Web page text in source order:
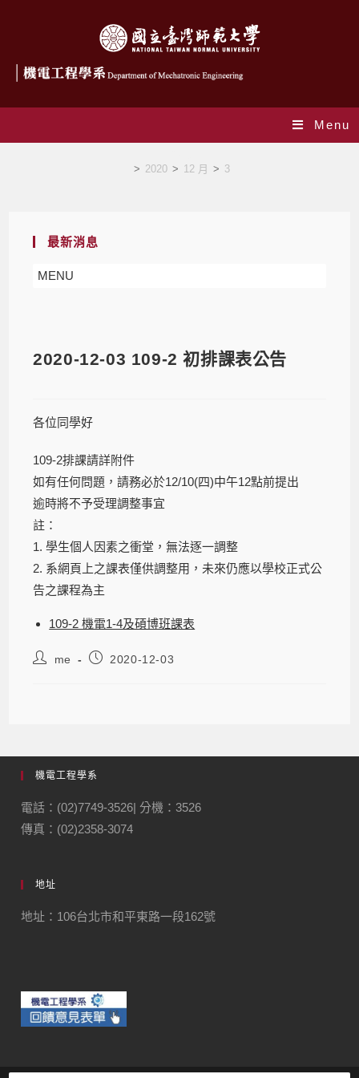
Menu
> 2020 > 12 月 > 3
最新消息
MENU
2020-12-03 109-2 初排課表公告
各位同學好
109-2排課請詳附件
如有任何問題，請務必於12/10(四)中午12點前提出
逾時將不予受理調整事宜
註：
1. 學生個人因素之衝堂，無法逐一調整
2. 系網頁上之課表僅供調整用，未來仍應以學校正式公
告之課程為主
109-2 機電1-4及碩博班課表
me 2020-12-03
機電工程學系
電話：(02)7749-3526| 分機：3526
傳真：(02)2358-3074
地址
地址：106台北市和平東路一段162號